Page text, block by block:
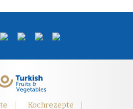
Kochrezepte